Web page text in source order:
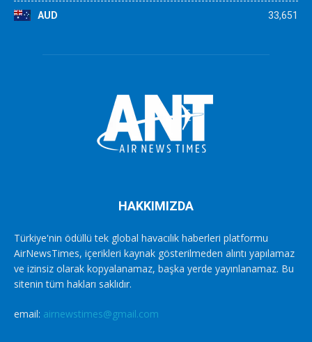
AUD 33,651
HAKKIMIZDA
Türkiye'nin ödüllü tek global havacılık haberleri platformu
AirNewsTimes, içerikleri kaynak gösterilmeden alıntı yapılamaz
ve izinsiz olarak kopyalanamaz, başka yerde yayınlanamaz. Bu
sitenin tüm hakları saklıdır.
email: airnewstimes@gmail.com